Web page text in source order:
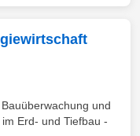
und
Erd- und Tiefbau -